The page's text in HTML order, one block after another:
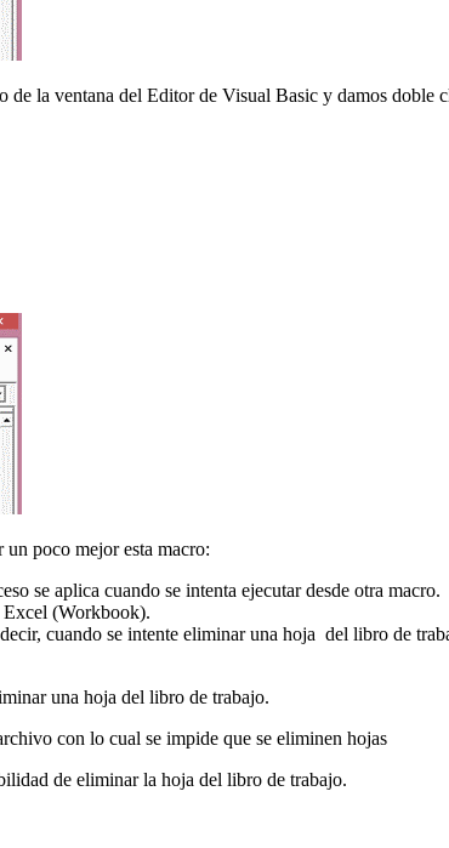
la ventana del Editor de Visual Basic y damos doble
poco mejor esta macro:
se aplica cuando se intenta ejecutar desde otra macro.
Excel (Workbook).
cuando se intente eliminar una hoja del libro de
una hoja del libro de trabajo.
con lo cual se impide que se eliminen hojas
de eliminar la hoja del libro de trabajo.